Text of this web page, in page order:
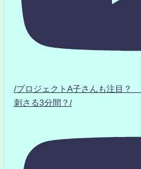
/プロジェクトA子さんも注目
刺さる3分間？/